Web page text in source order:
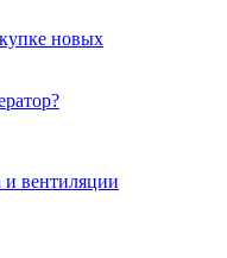
новых
и вентиляции